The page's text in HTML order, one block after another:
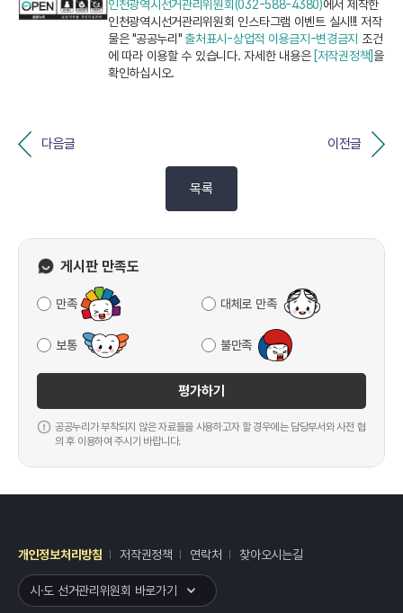
인천광역시선거관리위원회(032-588-4380)에서 제작한
인천광역시선거관리위원회 인스타그램 이벤트 실시!!! 저작
물은 "공공누리" 출처표시-상업적 이용금지-변경금지 조건
에 따라 이용할 수 있습니다. 자세한 내용은 [저작권정책]을
확인하십시오.
다음글 이전글
목록
게시판 만족도
만족 대체로 만족
보통 불만족
평가하기
공공누리가 부착되지 않은 자료들을 사용하고자 할 경우에는 담당부서와 사전 협
의 후 이용하여 주시기 바랍니다.
개인정보처리방침 저작권정책 연락처 찾아오시는길
시·도 선거관리위원회 바로가기